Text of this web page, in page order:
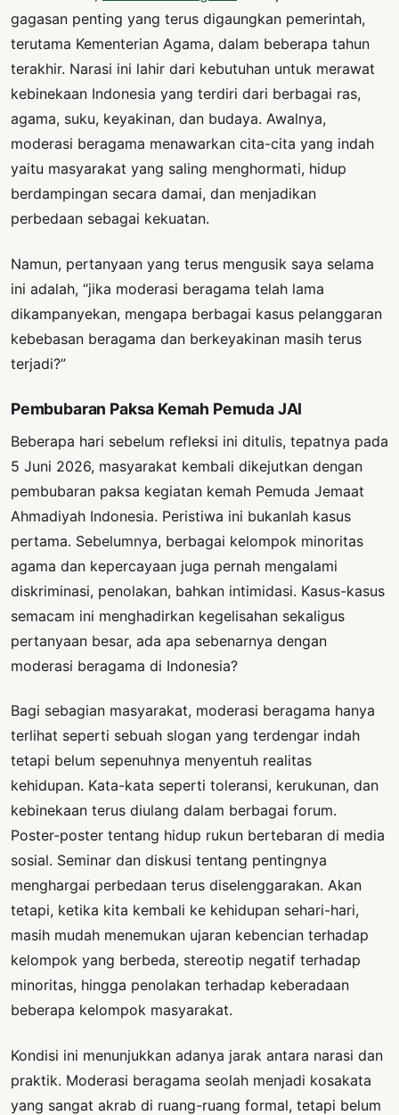
gagasan penting yang terus digaungkan pemerintah,
terutama Kementerian Agama, dalam beberapa tahun
terakhir. Narasi ini lahir dari kebutuhan untuk merawat
kebinekaan Indonesia yang terdiri dari berbagai ras,
agama, suku, keyakinan, dan budaya. Awalnya,
moderasi beragama menawarkan cita-cita yang indah
yaitu masyarakat yang saling menghormati, hidup
berdampingan secara damai, dan menjadikan
perbedaan sebagai kekuatan.
Namun, pertanyaan yang terus mengusik saya selama
ini adalah, “jika moderasi beragama telah lama
dikampanyekan, mengapa berbagai kasus pelanggaran
kebebasan beragama dan berkeyakinan masih terus
terjadi?”
Pembubaran Paksa Kemah Pemuda JAI
Beberapa hari sebelum refleksi ini ditulis, tepatnya pada
5 Juni 2026, masyarakat kembali dikejutkan dengan
pembubaran paksa kegiatan kemah Pemuda Jemaat
Ahmadiyah Indonesia. Peristiwa ini bukanlah kasus
pertama. Sebelumnya, berbagai kelompok minoritas
agama dan kepercayaan juga pernah mengalami
diskriminasi, penolakan, bahkan intimidasi. Kasus-kasus
semacam ini menghadirkan kegelisahan sekaligus
pertanyaan besar, ada apa sebenarnya dengan
moderasi beragama di Indonesia?
Bagi sebagian masyarakat, moderasi beragama hanya
terlihat seperti sebuah slogan yang terdengar indah
tetapi belum sepenuhnya menyentuh realitas
kehidupan. Kata-kata seperti toleransi, kerukunan, dan
kebinekaan terus diulang dalam berbagai forum.
Poster-poster tentang hidup rukun bertebaran di media
sosial. Seminar dan diskusi tentang pentingnya
menghargai perbedaan terus diselenggarakan. Akan
tetapi, ketika kita kembali ke kehidupan sehari-hari,
masih mudah menemukan ujaran kebencian terhadap
kelompok yang berbeda, stereotip negatif terhadap
minoritas, hingga penolakan terhadap keberadaan
beberapa kelompok masyarakat.
Kondisi ini menunjukkan adanya jarak antara narasi dan
praktik. Moderasi beragama seolah menjadi kosakata
yang sangat akrab di ruang-ruang formal, tetapi belum